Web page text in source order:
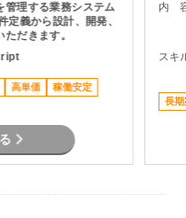
管理する業務システム
定義から設計、開発、
だきます。
高単価 稼働安定
内
スキ
長期